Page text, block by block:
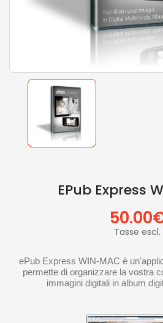
EPub Express
Tasse escl.
ePub Express WIN-MAC è
permette di organizzare la vostra
immagini digitali in album